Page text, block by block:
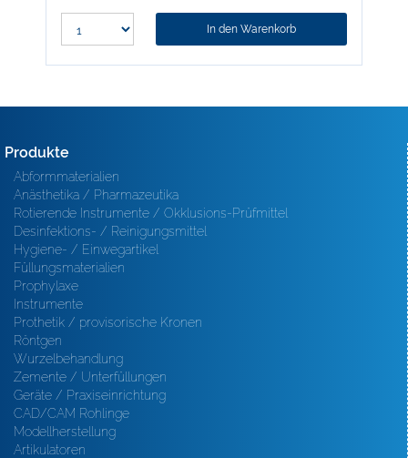
In den Warenkorb
Produkte
Abformmaterialien
Anästhetika / Pharmazeutika
Rotierende Instrumente / Okklusions-Prüfmittel
Desinfektions- / Reinigungsmittel
Hygiene- / Einwegartikel
Füllungsmaterialien
Prophylaxe
Instrumente
Prothetik / provisorische Kronen
Röntgen
Wurzelbehandlung
Zemente / Unterfüllungen
Geräte / Praxiseinrichtung
CAD/CAM Rohlinge
Modellherstellung
Artikulatoren